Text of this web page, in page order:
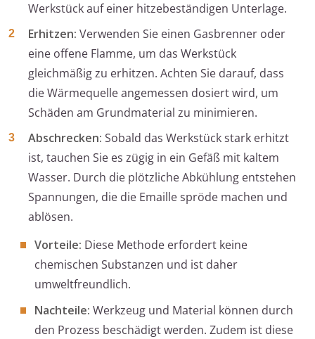
Werkstück auf einer hitzebeständigen Unterlage.
Erhitzen: Verwenden Sie einen Gasbrenner oder
eine offene Flamme, um das Werkstück
gleichmäßig zu erhitzen. Achten Sie darauf, dass
die Wärmequelle angemessen dosiert wird, um
Schäden am Grundmaterial zu minimieren.
Abschrecken: Sobald das Werkstück stark erhitzt
ist, tauchen Sie es zügig in ein Gefäß mit kaltem
Wasser. Durch die plötzliche Abkühlung entstehen
Spannungen, die die Emaille spröde machen und
ablösen.
Vorteile: Diese Methode erfordert keine
chemischen Substanzen und ist daher
umweltfreundlich.
Nachteile: Werkzeug und Material können durch
den Prozess beschädigt werden. Zudem ist diese